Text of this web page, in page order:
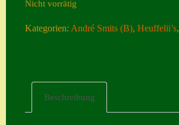
Nicht vorrätig
Kategorien:André Smits (B),Heuffelii’s,
Beschreibung